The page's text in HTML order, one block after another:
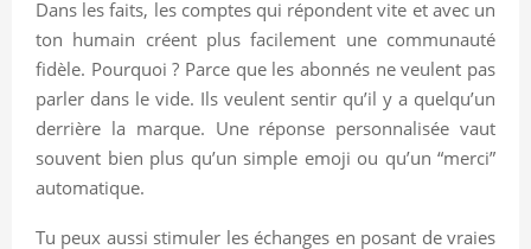
Dans les faits, les comptes qui répondent vite et avec un
ton humain créent plus facilement une communauté
fidèle. Pourquoi ? Parce que les abonnés ne veulent pas
parler dans le vide. Ils veulent sentir qu’il y a quelqu’un
derrière la marque. Une réponse personnalisée vaut
souvent bien plus qu’un simple emoji ou qu’un “merci”
automatique.
Tu peux aussi stimuler les échanges en posant de vraies